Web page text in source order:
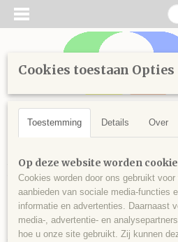
Inloggen Registreren
Home >wonen>Wanddecoratie
Sorteer op:
Cookies toestaan Opties
Toestemming Details Over
Op deze website worden
Cookies worden door ons gebruikt
aanbieden van sociale media-functies
informatie en advertenties. Daarnaast
media-, advertentie- en
hoe u onze site gebruikt. Zij kunnen